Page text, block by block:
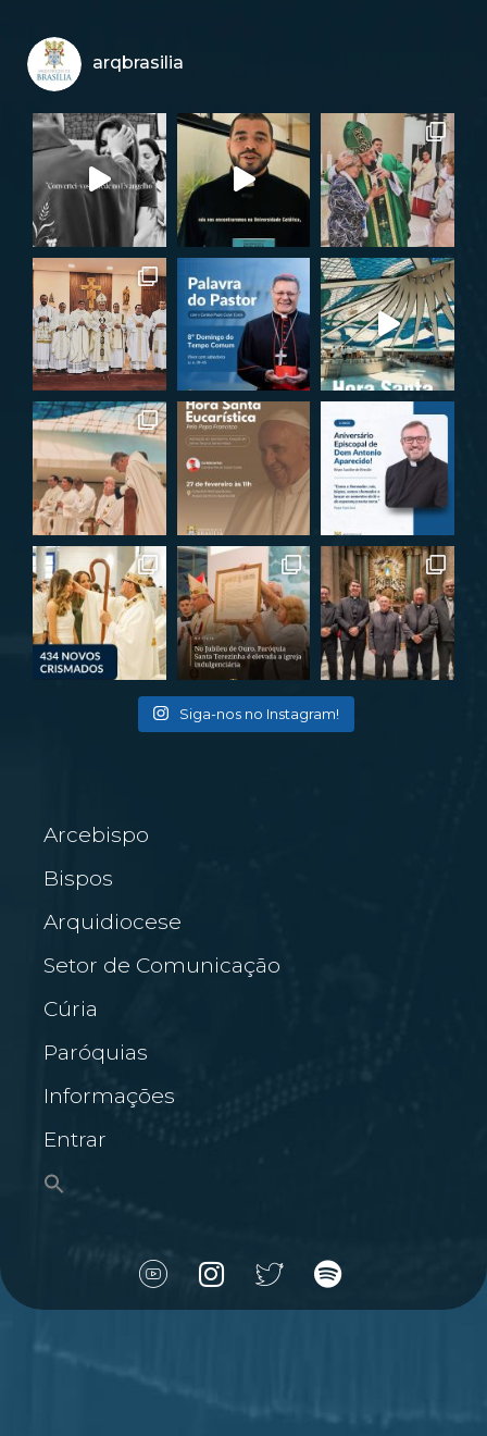
arqbrasilia
Siga-nos no Instagram!
Arcebispo
Bispos
Arquidiocese
Setor de Comunicação
Cúria
Paróquias
Informações
Entrar